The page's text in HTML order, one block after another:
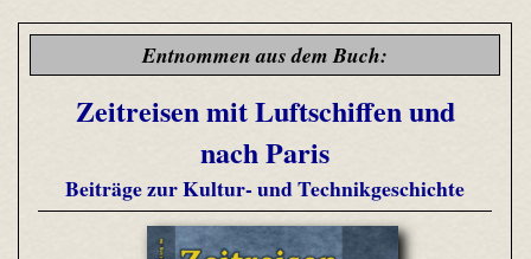
Entnommen aus dem Buch:
Zeitreisen mit Luftschiffen und
nach Paris
Beiträge zur Kultur- und Technikgeschichte